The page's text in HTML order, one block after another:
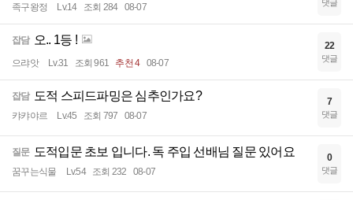
족구왕정 Lv.14 조회 284 08-07 댓글
잡담 오.. 1등 !
으랴앗 Lv.31 조회 961 추천 4 08-07
22
댓글
잡담 도적 스피드파밍은 심추인가요?
캬캬야르 Lv.45 조회 797 08-07
7
댓글
질문 도적입문 초보 입니다. 독 주입 선배님 질문 있어요
꿈꾸는식물 Lv.54 조회 232 08-07
0
댓글